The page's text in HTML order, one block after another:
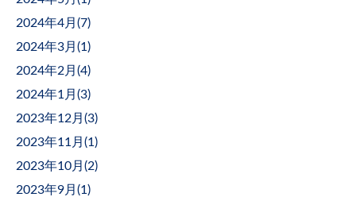
2024年4月(7)
2024年3月(1 )
2024年2月(4)
2024年1月(3)
2023年12月(3)
2023年11月(1 )
2023年10月(2)
2023年9月(1 )